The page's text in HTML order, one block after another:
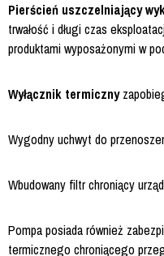
Pierścień uszczelniający
trwałość i długi czas
produktami wyposażonymi w
Wyłącznik termiczny
Wygodny uchwyt do
Wbudowany filtr chroniący
Pompa posiada również
termicznego chroniącego